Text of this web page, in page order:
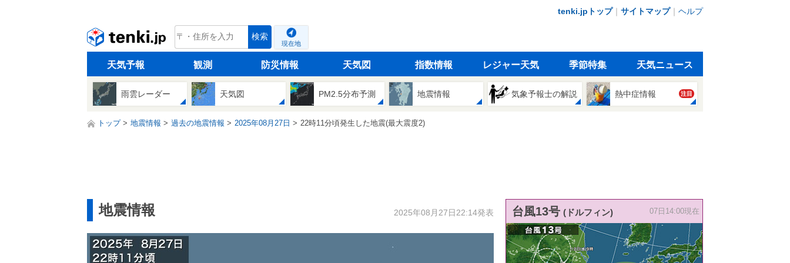
tenki.jpトップ｜ サイトマップ｜ ヘルプ
tenki.jp 検索
現在地
天気予報 観測 防災情報 天気図 指数情報 レジャー天気 季節特集 天気ニュース
雨雲レーダー 天気図 PM2.5分布予測 地震情報 気象予報士の解説 熱中症情報 注目
トップ 地震情報 過去の地震情報 2025年08月27日 22時11分頃発生した地震(最大震度2)
地震情報 2025年08月27日22:14発表 台風13号 (ドルフィン) 07日14:00現在